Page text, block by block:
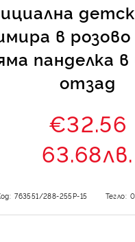
в
панделка
отзад
€32.56
63.68лв.
763551/288-255Р-15 Тегло: